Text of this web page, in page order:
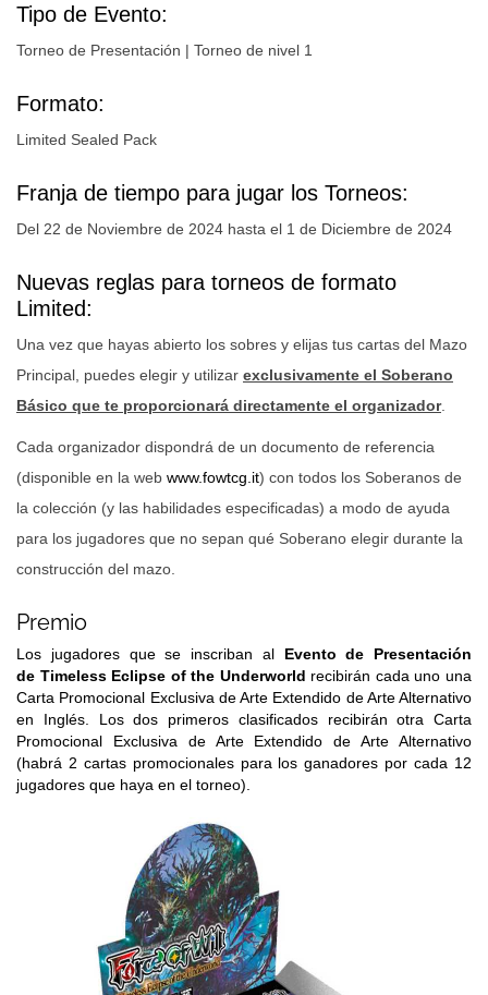
Tipo de Evento:
Torneo de Presentación | Torneo de nivel 1
Formato:
Limited Sealed Pack
Franja de tiempo para jugar los Torneos:
Del 22 de Noviembre de 2024 hasta el 1 de Diciembre de 2024
Nuevas reglas para torneos de formato
Limited:
Una vez que hayas abierto los sobres y elijas tus cartas del Mazo
Principal, puedes elegir y utilizar exclusivamente el Soberano
Básico que te proporcionará directamente el organizador.
Cada organizador dispondrá de un documento de referencia
(disponible en la web www.fowtcg.it) con todos los Soberanos de
la colección (y las habilidades especificadas) a modo de ayuda
para los jugadores que no sepan qué Soberano elegir durante la
construcción del mazo.
Premio
Los jugadores que se inscriban al
Evento de Presentación
de Timeless Eclipse of the Underworld recibirán cada uno una
Carta Promocional Exclusiva de Arte Extendido de Arte Alternativo
en Inglés. Los dos primeros clasificados recibirán otra Carta
Promocional Exclusiva de Arte Extendido de Arte Alternativo
(habrá 2 cartas promocionales para los ganadores por cada 12
jugadores que haya en el torneo).